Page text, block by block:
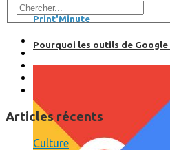
Print'Minute
Pourquoi les outils de
Articles récents
Culture